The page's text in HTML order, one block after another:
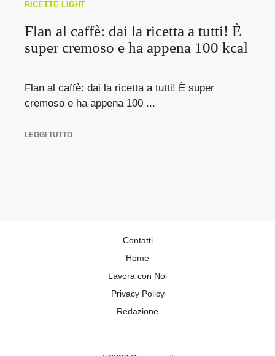
RICETTE LIGHT
Flan al caffè: dai la ricetta a tutti! È
super cremoso e ha appena 100 kcal
Flan al caffè: dai la ricetta a tutti! È super
cremoso e ha appena 100 ...
LEGGI TUTTO
Contatti
Home
Lavora con Noi
Privacy Policy
Redazione